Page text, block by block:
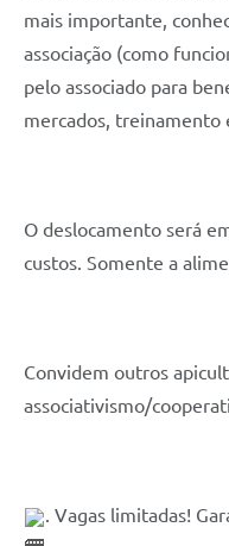
mais importante,
associação (como
pelo associado para
mercados, treinamento
O deslocamento será
custos. Somente a
Convidem outros
associativismo/
. Vagas limitadas!